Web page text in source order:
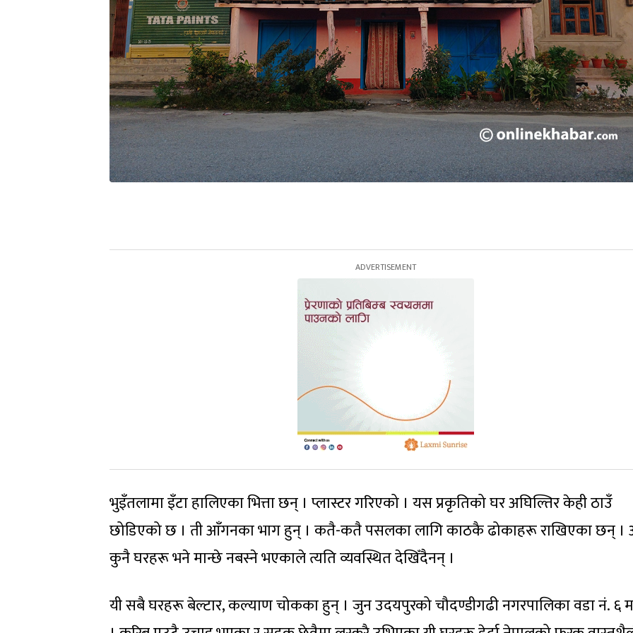
भुइँतलामा इँटा हालिएका भित्ता छन् । प्लास्टर गरिएको । यस प्रकृतिको घर अघिल्तिर केही ठाउँ
छोडिएको छ । ती आँगनका भाग हुन् । कतै-कतै पसलका लागि काठकै ढोकाहरू राखिएका छन् ।
कुनै घरहरू भने मान्छे नबस्ने भएकाले त्यति व्यवस्थित देखिँदैनन् ।
यी सबै घरहरू बेल्टार, कल्याण चोकका हुन् । जुन उदयपुरको चौदण्डीगढी नगरपालिका वडा नं. ६